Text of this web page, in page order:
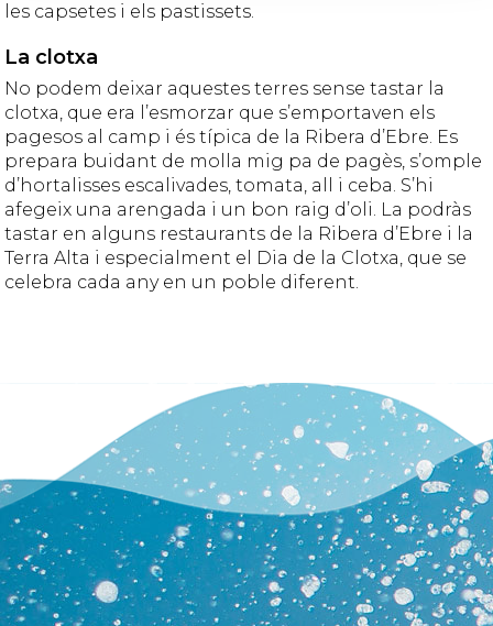
les capsetes i els pastissets.
La clotxa
No podem deixar aquestes terres sense tastar la
clotxa, que era l’esmorzar que s’emportaven els
pagesos al camp i és típica de la Ribera d’Ebre. Es
prepara buidant de molla mig pa de pagès, s’omple
d’hortalisses escalivades, tomata, all i ceba. S’hi
afegeix una arengada i un bon raig d’oli. La podràs
tastar en alguns restaurants de la Ribera d’Ebre i la
Terra Alta i especialment el Dia de la Clotxa, que se
celebra cada any en un poble diferent.